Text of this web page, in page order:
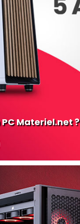
Materiel.net ?